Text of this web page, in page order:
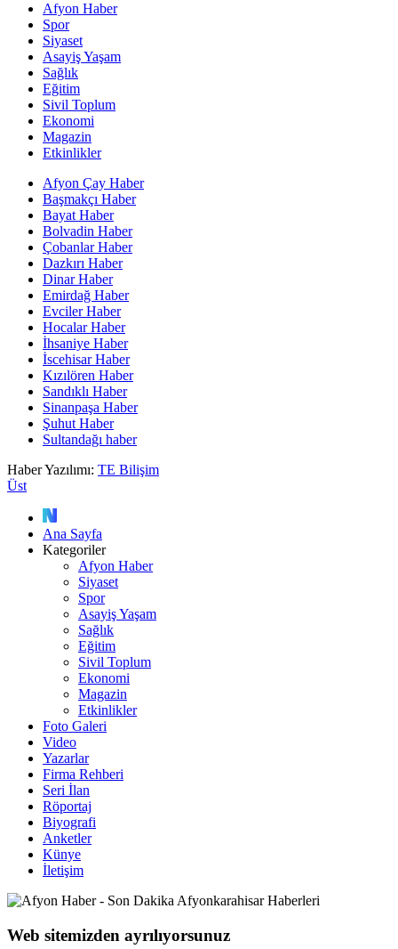
Afyon Haber
Spor
Siyaset
Asayiş Yaşam
Sağlık
Eğitim
Sivil Toplum
Ekonomi
Magazin
Etkinlikler
Afyon Çay Haber
Başmakçı Haber
Bayat Haber
Bolvadin Haber
Çobanlar Haber
Dazkırı Haber
Dinar Haber
Emirdağ Haber
Evciler Haber
Hocalar Haber
İhsaniye Haber
İscehisar Haber
Kızılören Haber
Sandıklı Haber
Sinanpaşa Haber
Şuhut Haber
Sultandağı haber
Haber Yazılımı: TE Bilişim
Üst
Ana Sayfa
Kategoriler
Afyon Haber
Siyaset
Spor
Asayiş Yaşam
Sağlık
Eğitim
Sivil Toplum
Ekonomi
Magazin
Etkinlikler
Foto Galeri
Video
Yazarlar
Firma Rehberi
Seri İlan
Röportaj
Biyografi
Anketler
Künye
İletişim
Web sitemizden ayrılıyorsunuz